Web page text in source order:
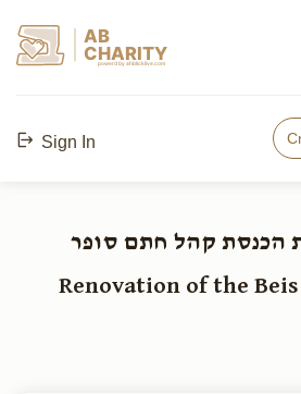
AB
CHARITY
powerd by ahblicklive.com
Sign In
הכנסת קהל חתם סופר
Renovation of the